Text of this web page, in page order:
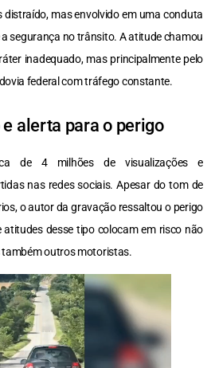
mas envolvido em uma conduta
segurança no trânsito. A atitude chamou
inadequado, mas principalmente pelo
federal com tráfego constante.
alerta para o perigo
de 4 milhões de visualizações e
nas redes sociais. Apesar do tom de
o autor da gravação ressaltou o perigo
desse tipo colocam em risco não
também outros motoristas.